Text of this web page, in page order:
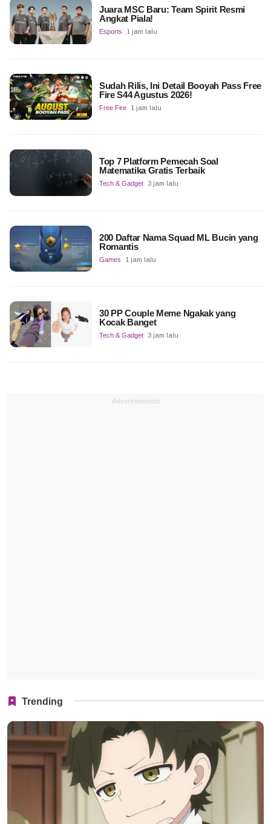
Juara MSC Baru: Team Spirit Resmi
Angkat Piala!
Esports 1 jam lalu
Sudah Rilis, Ini Detail Booyah Pass Free
Fire S44 Agustus 2026!
Free Fire 1 jam lalu
Top 7 Platform Pemecah Soal
Matematika Gratis Terbaik
Tech & Gadget 3 jam lalu
200 Daftar Nama Squad ML Bucin yang
Romantis
Games 1 jam lalu
30 PP Couple Meme Ngakak yang
Kocak Banget
Tech & Gadget 3 jam lalu
Advertisements
Trending